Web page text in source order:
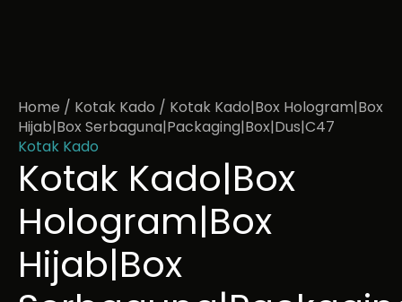
Home / Kotak Kado / Kotak Kado|Box Hologram|Box
Hijab|Box Serbaguna|Packaging|Box|Dus|C47
Kotak Kado
Kotak Kado|Box
Hologram|Box
Hijab|Box